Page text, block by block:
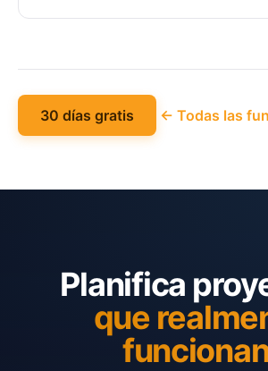
30 días gratis ← Todas las
Planifica
que